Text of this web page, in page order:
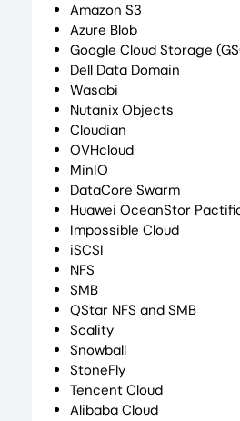
Amazon S3
Azure Blob
Google Cloud Storage
Dell Data Domain
Wasabi
Nutanix Objects
Cloudian
OVHcloud
MinIO
DataCore Swarm
Huawei OceanStor
Impossible Cloud
iSCSI
NFS
SMB
QStar NFS and SMB
Scality
Snowball
StoneFly
Tencent Cloud
Alibaba Cloud